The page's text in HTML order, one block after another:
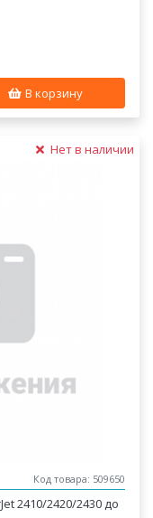
В корзину
Нет в наличии
Код товара: 509650
2410/2420/2430 до